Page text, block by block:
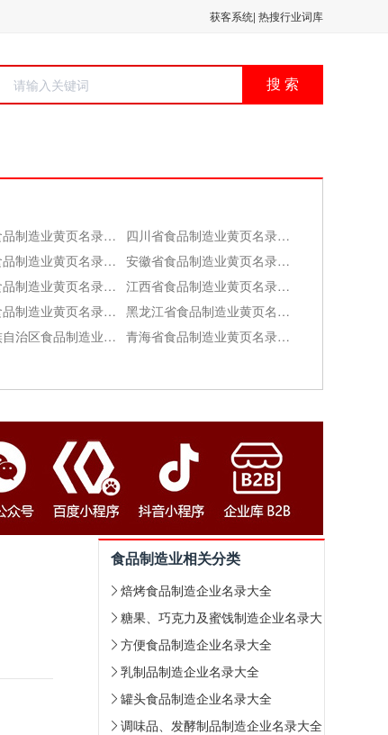
获客系统| 热搜行业词库
搜 索
浙江省食品制造业黄页名录大全
四川省食品制造业黄页名录大全
湖北省食品制造业黄页名录大全
安徽省食品制造业黄页名录大全
天津市食品制造业黄页名录大全
江西省食品制造业黄页名录大全
吉林省食品制造业黄页名录大全
黑龙江省食品制造业黄页名录大全
宁夏回族自治区食品制造业黄页名录大全
青海省食品制造业黄页名录大全
食品制造业相关分类
焙烤食品制造企业名录大全
糖果、巧克力及蜜饯制造企业名录大
全 方便食品制造企业名录大全
乳制品制造企业名录大全
罐头食品制造企业名录大全
调味品、发酵制品制造企业名录大全